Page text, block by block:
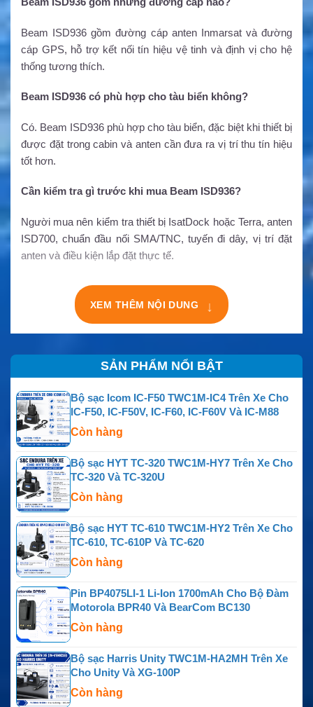
Beam ISD936 gồm đường cáp anten Inmarsat và đường
cáp GPS, hỗ trợ kết nối tín hiệu vệ tinh và định vị cho hệ
thống tương thích.
Beam ISD936 có phù hợp cho tàu biển không?
Có. Beam ISD936 phù hợp cho tàu biển, đặc biệt khi thiết bị
được đặt trong cabin và anten cần đưa ra vị trí thu tín hiệu
tốt hơn.
Cần kiểm tra gì trước khi mua Beam ISD936?
Người mua nên kiểm tra thiết bị IsatDock hoặc Terra, anten
ISD700, chuẩn đầu nối SMA/TNC, tuyến đi dây, vị trí đặt
anten và điều kiện lắp đặt thực tế.
XEM THÊM NỘI DUNG ↓
SẢN PHẨM NỔI BẬT
Bộ sạc Icom IC-F50 TWC1M-IC4 Trên Xe Cho
IC-F50, IC-F50V, IC-F60, IC-F60V Và IC-M88
Còn hàng
Bộ sạc HYT TC-320 TWC1M-HY7 Trên Xe Cho
TC-320 Và TC-320U
Còn hàng
Bộ sạc HYT TC-610 TWC1M-HY2 Trên Xe Cho
TC-610, TC-610P Và TC-620
Còn hàng
Pin BP4075LI-1 Li-Ion 1700mAh Cho Bộ Đàm
Motorola BPR40 Và BearCom BC130
Còn hàng
Bộ sạc Harris Unity TWC1M-HA2MH Trên Xe
Cho Unity Và XG-100P
Còn hàng